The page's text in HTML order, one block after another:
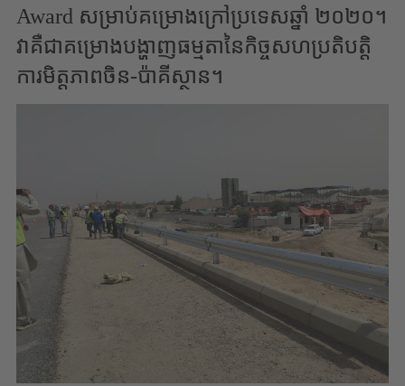
Award សម្រាប់គម្រោងក្រៅប្រទេសឆ្នាំ ២០២០។
វាគឺជាគម្រោងបង្ហាញធម្មតានៃកិច្ចសហប្រតិបត្តិ
ការមិត្តភាពចិន-ប៉ាគីស្ថាន។